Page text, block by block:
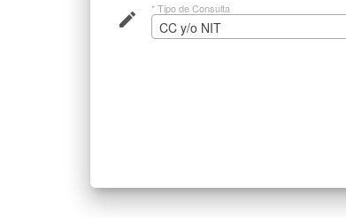
create
* Tipo de Consulta
CC y/o NIT